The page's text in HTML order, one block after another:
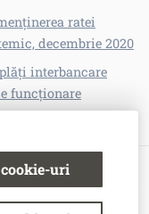
uri
ratei
decembrie 2020
interbancare
funcționare
Națională a Moldovei
Condiții de utilizare